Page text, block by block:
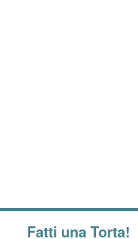
Fatti una Torta!